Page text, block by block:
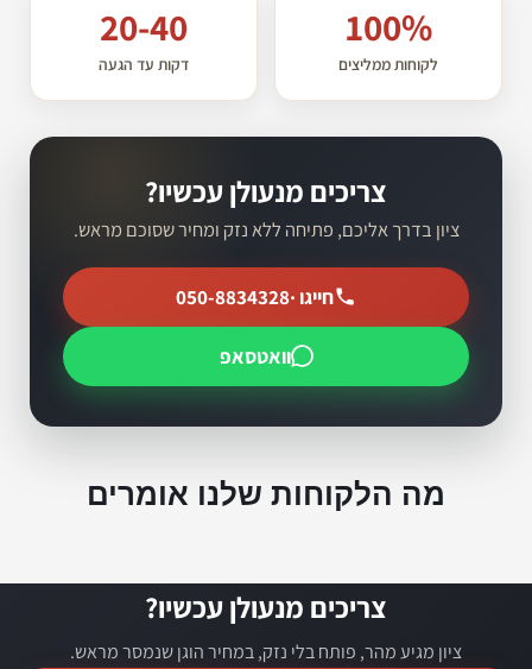
100%
לקוחות ממליצים
20-40
דקות עד הגעה
צריכים מנעולן עכשיו?
ציון בדרך אליכם, פתיחה ללא נזק ומחיר שסוכם מראש.
חייגו ·050-8834328
וואטסאפ
מה הלקוחות שלנו אומרים
צריכים מנעולן עכשיו?
ציון מגיע מהר, פותח בלי נזק, במחיר הוגן שנמסר מראש.